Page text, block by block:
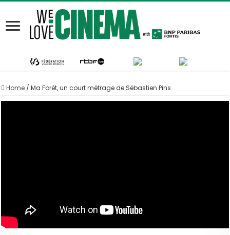
Home / Ma Forêt, un court métrage de Sébastien Pins